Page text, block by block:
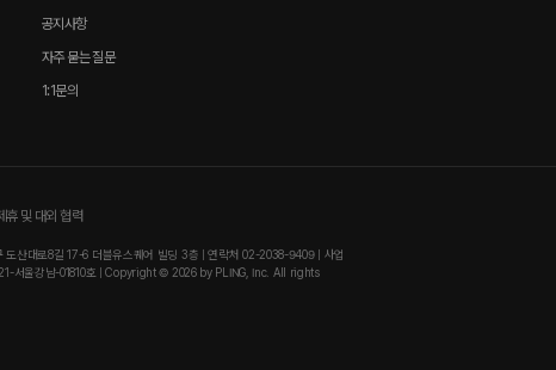
공지사항
자주 묻는 질문
1:1문의
휴 및 대외 협력
도산대로8길 17-6 더블유스퀘어 빌딩 3층 | 연락처 02-2038-9409 | 사업
서울강남-01810호 | Copyright © 2026 by PLING, Inc. All rights